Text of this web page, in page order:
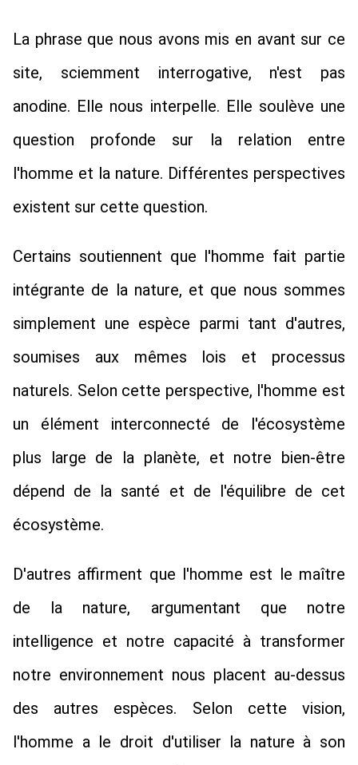
La phrase que nous avons mis en avant sur ce
site, sciemment interrogative, n'est pas
anodine. Elle nous interpelle. Elle soulève une
question profonde sur la relation entre
l'homme et la nature. Différentes perspectives
existent sur cette question.
Certains soutiennent que l'homme fait partie
intégrante de la nature, et que nous sommes
simplement une espèce parmi tant d'autres,
soumises aux mêmes lois et processus
naturels. Selon cette perspective, l'homme est
un élément interconnecté de l'écosystème
plus large de la planète, et notre bien-être
dépend de la santé et de l'équilibre de cet
écosystème.
D'autres affirment que l'homme est le maître
de la nature, argumentant que notre
intelligence et notre capacité à transformer
notre environnement nous placent au-dessus
des autres espèces. Selon cette vision,
l'homme a le droit d'utiliser la nature à son